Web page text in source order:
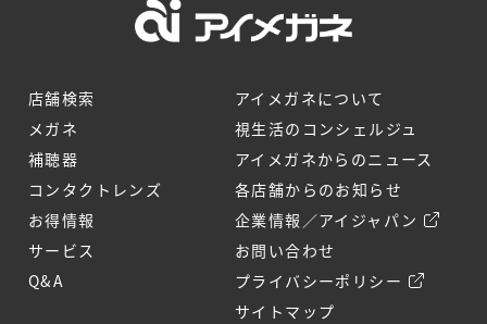
店舗検索
メガネ
補聴器
コンタクトレンズ
お得情報
サービス
Q&A
アイメガネについて
視生活のコンシェルジュ
アイメガネからのニュース
各店舗からのお知らせ
企業情報／アイジャパン
お問い合わせ
プライバシーポリシー
サイトマップ